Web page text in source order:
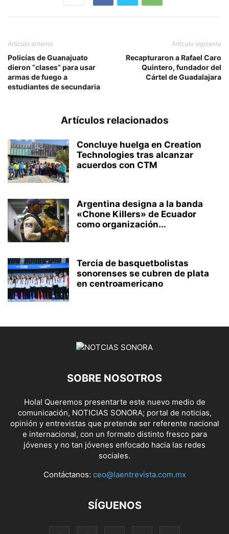
Artículo anterior
Policías de Guanajuato
dieron “clases” para usar
armas de fuego a
estudiantes de secundaria
Artículo siguiente
Recapturaron a Rafael Caro
Quintero, fundador del
Cártel de Guadalajara
Artículos relacionados
Concluye huelga en Creation
Technologies tras alcanzar
acuerdos con CTM
Argentina designa a la banda
«Chone Killers» de Ecuador
como organización...
Tercia de basquetbolistas
sonorenses se cubren de plata
en centroamericano
SOBRE NOSOTROS
Hola! Queremos presentarte este nuevo medio de
comunicación, NOTICIAS SONORA; portal de noticias,
opinión y entrevistas que pretende ser referente nacional
e internacional, con un formato distinto fresco para
jóvenes y no tan jóvenes enfocado hacia las redes
sociales.
Contáctanos: ceo@laentrevista.com.mx
SÍGUENOS